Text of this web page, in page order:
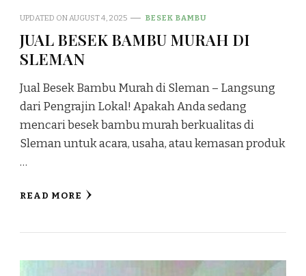
UPDATED ON AUGUST 4, 2025 BESEK BAMBU
JUAL BESEK BAMBU MURAH DI
SLEMAN
Jual Besek Bambu Murah di Sleman – Langsung
dari Pengrajin Lokal! Apakah Anda sedang
mencari besek bambu murah berkualitas di
Sleman untuk acara, usaha, atau kemasan produk
…
READ MORE